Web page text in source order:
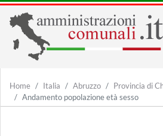
Home Italia Abruzzo
Provincia di
Andamento popolazione età sesso